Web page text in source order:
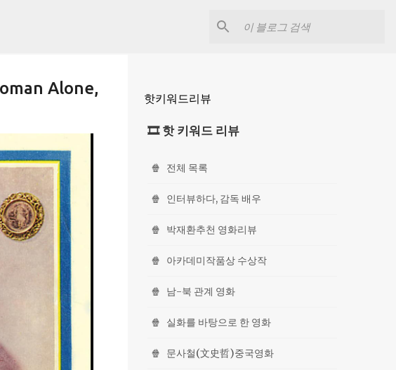
Alone,
핫키워드리뷰
🎞 핫 키워드 리뷰
🍿 전체 목록
🍿 인터뷰하다, 감독 배우
🍿 박재환추천 영화리뷰
🍿 아카데미작품상 수상작
🍿 남-북 관계 영화
🍿 실화를 바탕으로 한 영화
🍿 문사철(文史哲)중국영화